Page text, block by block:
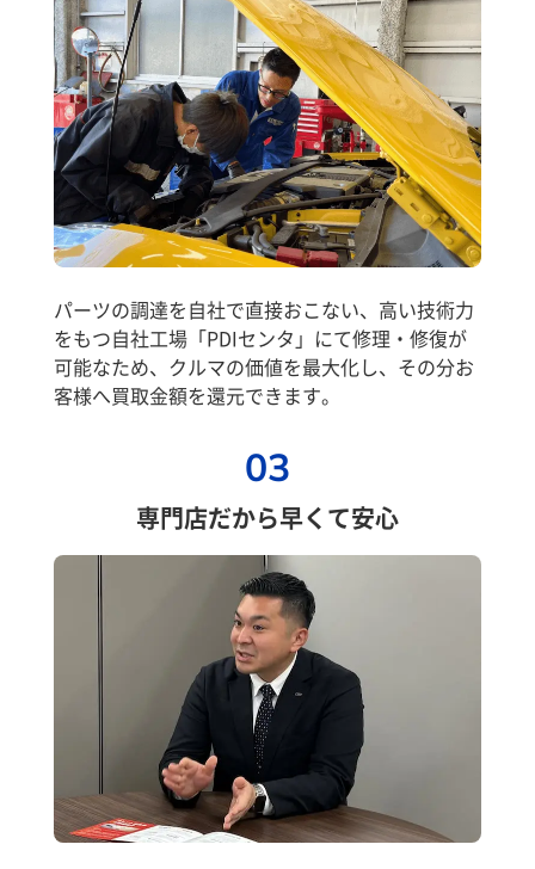
パーツの調達を自社で直接おこない、高い技術力
をもつ自社工場「PDIセンタ」にて修理・修復が
可能なため、クルマの価値を最大化し、その分お
客様へ買取金額を還元できます。
03
専門店だから早くて安心